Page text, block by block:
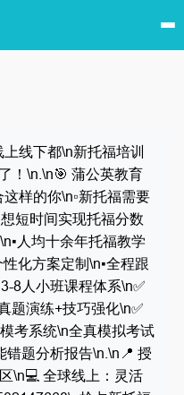
线下都\n新托福培训
！\n.\n🎯 蒲公英教育
样的你\n▫️新托福需要
短时间实现托福分数
人均十余年托福教学
化方案定制\n▪️全程跟
8人小班课程体系\n✅
题演练+技巧强化\n✅
考系统\n全真模拟考试
错题分析报告\n.\n📍 授
\n💻 全球线上：灵活